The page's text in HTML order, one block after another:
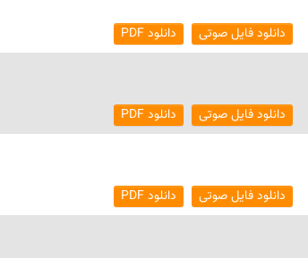
دانلود فایل صوتی
دانلود PDF
دانلود فایل صوتی
دانلود PDF
دانلود فایل صوتی
دانلود PDF